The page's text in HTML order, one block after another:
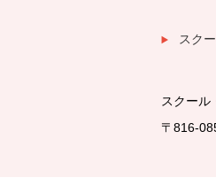
スク
スクール
〒816-